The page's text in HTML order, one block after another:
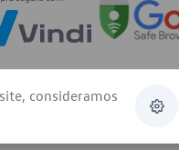
consideramos